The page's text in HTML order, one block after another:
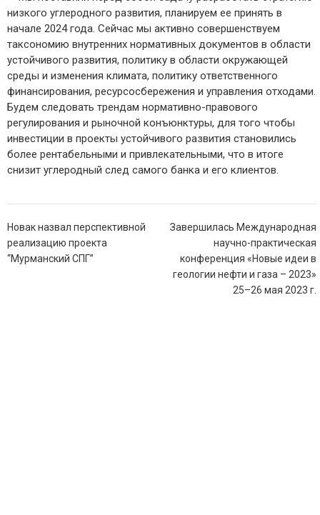
низкого углеродного развития, планируем ее принять в
начале 2024 года. Сейчас мы активно совершенствуем
таксономию внутренних нормативных документов в области
устойчивого развития, политику в области окружающей
среды и изменения климата, политику ответственного
финансирования, ресурсосбережения и управления отходами.
Будем следовать трендам нормативно-правового
регулирования и рыночной конъюнктуры, для того чтобы
инвестиции в проекты устойчивого развития становились
более рентабельными и привлекательными, что в итоге
снизит углеродный след самого банка и его клиентов.
Навигация
по
записям
Новак назвал перспективной
реализацию проекта
“Мурманский СПГ”
Завершилась Международная
научно-практическая
конференция «Новые идеи в
геологии нефти и газа – 2023»
25–26 мая 2023 г.